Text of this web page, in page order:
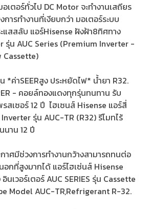
เตอร์ทั่วไป DC Motor จะทำงานเสถียร
การทำงานที่เงียบกว่า มอเตอร์ระบบ
แสสลับ แอร์Hisense ฝังฝ้า8ทิศทาง
รุ่น AUC Series (Premium Inverter -
Cassette)
*ค่าSEERสูง ประหยัดไฟ* น้ำยา R32.
- คอยล์ทองแดงทุกรุ่นทนทาน รับ
สเซอร์ 12 ปี ไฮเซนส์ Hisense แอร์สี่
รุ่น AUC-TR (R32) รีโมทไร้
นาน 12 ปี
าศมีช่วงการทำงานกว้างสามารถทนต่อ
กที่สูงมากได้ แอร์ไฮเซ่นส์ Hisense
นเวอร์เตอร์ AUC SERIES รุ่น Cassette
Model AUC-TR,Refrigerant R-32.